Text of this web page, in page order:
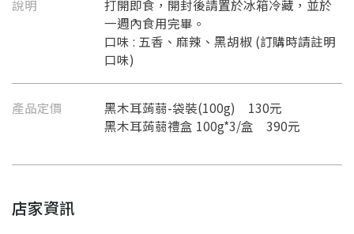
說明
打開即食，開封後請置於冰箱冷藏，並於
一週內食用完畢。
口味 : 五香、麻辣、黑胡椒 (訂購時請註明
口味)
產品定價
黑木耳蒟蒻-袋裝(100g) 130元
黑木耳蒟蒻禮盒 100g*3/盒 390元
店家資訊